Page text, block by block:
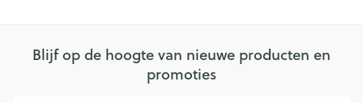
Blijf op de hoogte van nieuwe producten en
promoties